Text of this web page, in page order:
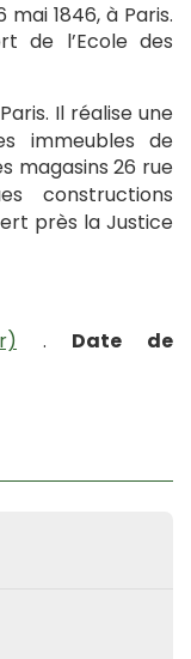
1846, à Paris.
de l’Ecole des
Il réalise une
immeubles de
magasins 26 rue
constructions
près la Justice
. Date de